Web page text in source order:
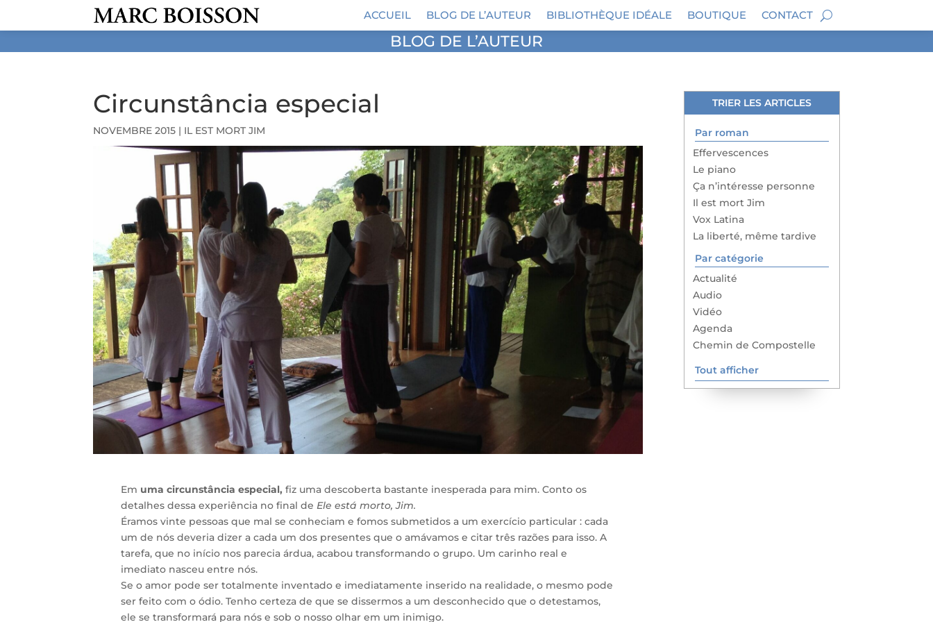
ACCUEIL BLOG DE L’AUTEUR BIBLIOTHÈQUE IDÉALE BOUTIQUE CONTACT
BLOG DE L’AUTEUR
Circunstância especial
NOVEMBRE 2015 | IL EST MORT JIM
Em uma circunstância especial, fiz uma descoberta bastante inesperada para mim. Conto os
detalhes dessa experiência no final deEle está morto, Jim.
Éramos vinte pessoas que mal se conheciam e fomos submetidos a um exercício particular: cada
um de nós deveria dizer a cada um dos presentes que o amávamos e citar três razões para isso. A
tarefa, que no início nos parecia árdua, acabou transformando o grupo. Um carinho real e
imediato nasceu entre nós.
Se o amor pode ser totalmente inventado e imediatamente inserido na realidade, o mesmo pode
ser feito com o ódio. Tenho certeza de que se dissermos a um desconhecido que o detestamos,
ele se transformará para nós e sob o nosso olhar em um inimigo.
TRIER LES ARTICLES
Par roman
Effervescences
Le piano
Ça n’intéresse personne
Il est mort Jim
Vox Latina
La liberté, même tardive
Par catégorie
Actualité
Audio
Vidéo
Agenda
Chemin de Compostelle
Tout afficher